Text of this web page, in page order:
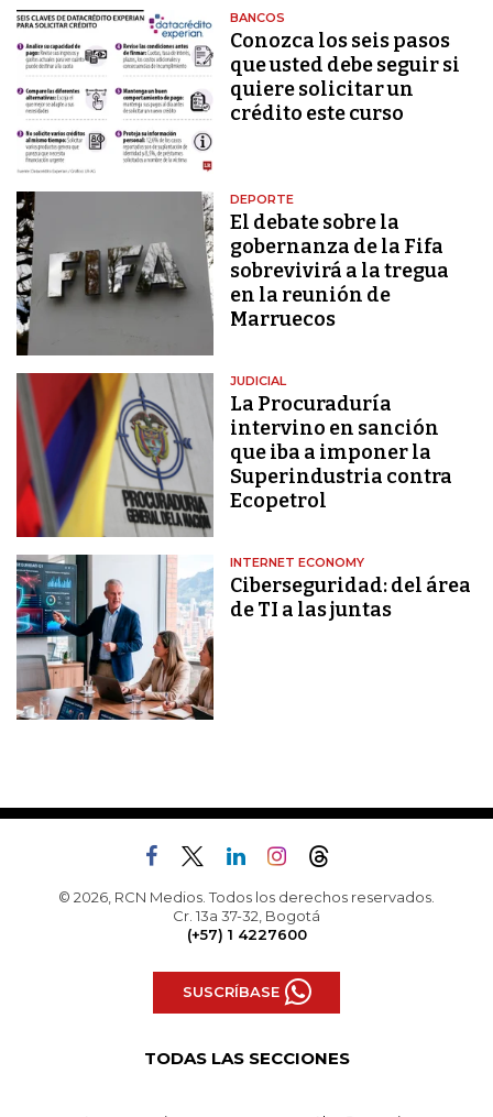
BANCOS
Conozca los seis pasos
que usted debe seguir si
quiere solicitar un
crédito este curso
DEPORTE
El debate sobre la
gobernanza de la Fifa
sobrevivirá a la tregua
en la reunión de
Marruecos
JUDICIAL
La Procuraduría
intervino en sanción
que iba a imponer la
Superindustria contra
Ecopetrol
INTERNET ECONOMY
Ciberseguridad: del área
de TI a las juntas
© 2026, RCN Medios. Todos los derechos reservados.
Cr. 13a 37-32, Bogotá
(+57) 1 4227600
SUSCRÍBASE
TODAS LAS SECCIONES